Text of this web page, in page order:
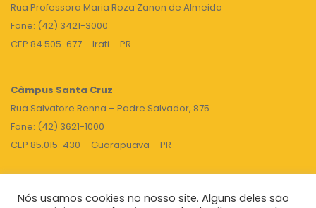
Rua Professora Maria Roza Zanon de Almeida
Fone: (42) 3421-3000
CEP 84.505-677 – Irati – PR
Câmpus Santa Cruz
Rua Salvatore Renna – Padre Salvador, 875
Fone: (42) 3621-1000
CEP 85.015-430 – Guarapuava – PR
TOPO
Nós usamos cookies no nosso site. Alguns deles são